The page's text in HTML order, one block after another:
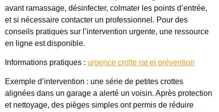
avant ramassage, désinfecter, colmater les points d’entrée,
et si nécessaire contacter un professionnel. Pour des
conseils pratiques sur l’intervention urgente, une ressource
en ligne est disponible.
Informations pratiques : urgence crotte rat et prévention
Exemple d’intervention : une série de petites crottes
alignées dans un garage a alerté un voisin. Après protection
et nettoyage, des pièges simples ont permis de réduire